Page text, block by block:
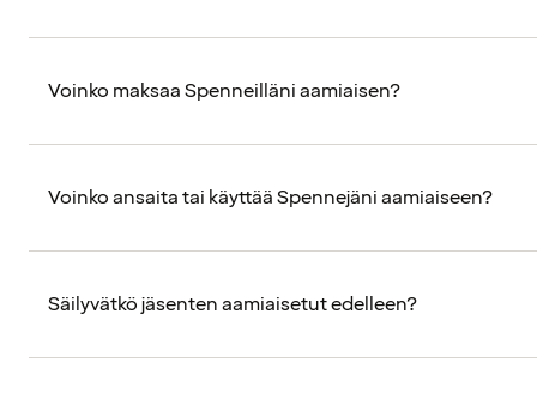
Voinko maksaa Spenneilläni aamiaisen?
Voinko ansaita tai käyttää Spennejäni aamiaiseen?
Säilyvätkö jäsenten aamiaisetut edelleen?